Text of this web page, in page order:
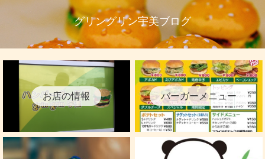
グリングリン宇美ブログ
お店の情報 バーガーメニュー